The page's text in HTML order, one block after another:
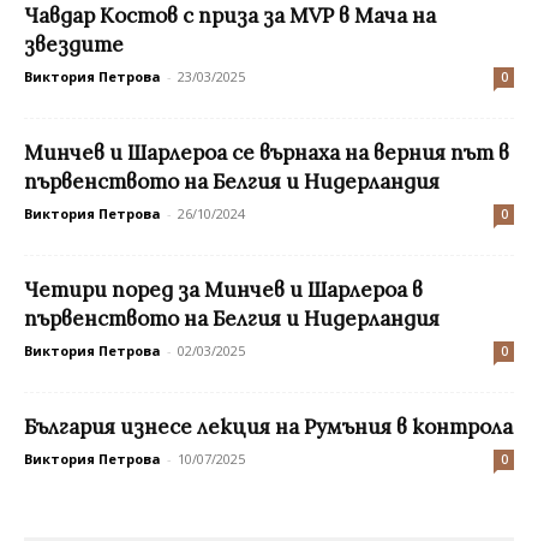
Чавдар Костов с приза за MVP в Мача на
звездите
Виктория Петрова - 23/03/2025 0
Минчев и Шарлероа се върнаха на верния път в
първенството на Белгия и Нидерландия
Виктория Петрова - 26/10/2024 0
Четири поред за Минчев и Шарлероа в
първенството на Белгия и Нидерландия
Виктория Петрова - 02/03/2025 0
България изнесе лекция на Румъния в контрола
Виктория Петрова - 10/07/2025 0